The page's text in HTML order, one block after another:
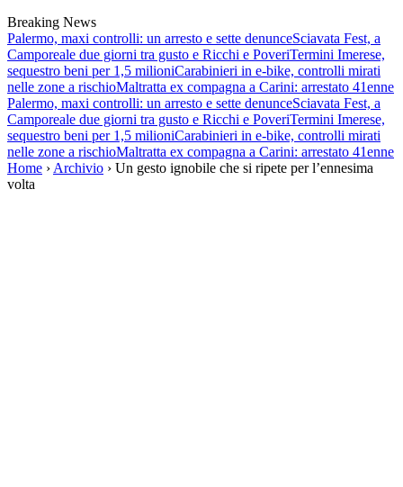
Breaking News
Palermo, maxi controlli: un arresto e sette denunceSciavata Fest, a
Camporeale due giorni tra gusto e Ricchi e PoveriTermini Imerese,
sequestro beni per 1,5 milioniCarabinieri in e-bike, controlli mirati
nelle zone a rischioMaltratta ex compagna a Carini: arrestato 41enne
Palermo, maxi controlli: un arresto e sette denunceSciavata Fest, a
Camporeale due giorni tra gusto e Ricchi e PoveriTermini Imerese,
sequestro beni per 1,5 milioniCarabinieri in e-bike, controlli mirati
nelle zone a rischioMaltratta ex compagna a Carini: arrestato 41enne
Home › Archivio › Un gesto ignobile che si ripete per l’ennesima
volta